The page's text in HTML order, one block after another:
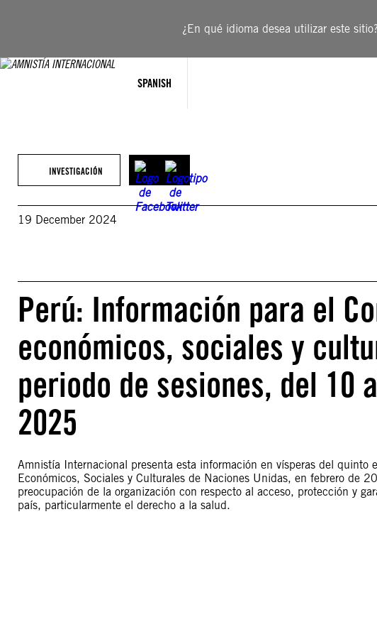
¿En qué idioma desea utilizar este sitio?
SPANISH
INVESTIGACIÓN
19 December 2024
Perú: Información para el
económicos, sociales y
periodo de sesiones, del 10
2025
Amnistía Internacional presenta esta información en vísperas del quinto
Económicos, Sociales y Culturales de Naciones Unidas, en febrero de
preocupación de la organización con respecto al acceso, protección y
país, particularmente el derecho a la salud.